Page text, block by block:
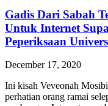
Gadis Dari Sabah
Untuk Internet
Peperiksaan
December 17, 2020
Ini kisah Veveonah
perhatian orang ramai